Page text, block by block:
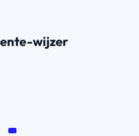
wijzer